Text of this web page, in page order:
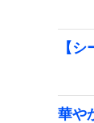
【
華や